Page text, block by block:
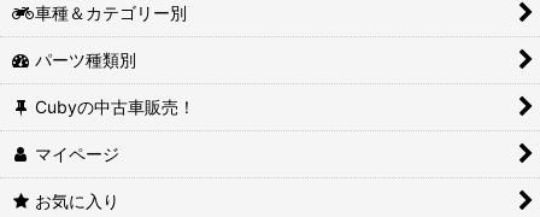
車種＆カテゴリー別
パーツ種類別
Cubyの中古車販売！
マイページ
お気に入り